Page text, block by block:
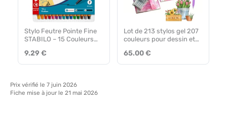
Stylo Feutre Pointe Fine
STABILO – 15 Couleurs
9.29 €
Lot de 213 stylos gel 207
couleurs pour dessin et
65.00 €
Prix vérifié le 7 juin 2026
Fiche mise à jour le 21 mai 2026